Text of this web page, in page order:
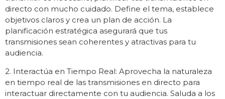
directo con mucho cuidado. Define el tema, establece
objetivos claros y crea un plan de acción. La
planificación estratégica asegurará que tus
transmisiones sean coherentes y atractivas para tu
audiencia.
2. Interactúa en Tiempo Real: Aprovecha la naturaleza
en tiempo real de las transmisiones en directo para
interactuar directamente con tu audiencia. Saluda a los